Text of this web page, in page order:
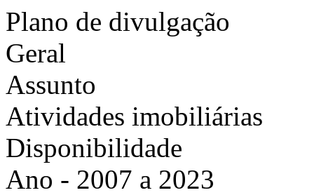
Plano de divulgação
Geral
Assunto
Atividades imobiliárias
Disponibilidade
Ano - 2007 a 2023